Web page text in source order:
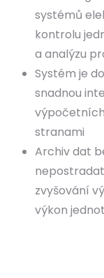
systémů
kontrolu
a analýzu
Systém je
snadnou
stranami
Archiv dat
zvyšování
výkon